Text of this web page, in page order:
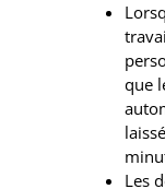
que
Les